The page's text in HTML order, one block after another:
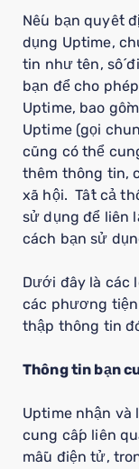
Nếu bạn quyết
dụng Uptime,
tin như tên, số
bạn để cho
Uptime, bao
Uptime (gọi
cũng có thể
thêm thông tin,
xã hội. Tất cả
sử dụng để liên
cách bạn sử
Dưới đây là các
các phương
thập thông tin
Thông tin bạn
Uptime nhận
cung cấp liên
mẫu điện tử,